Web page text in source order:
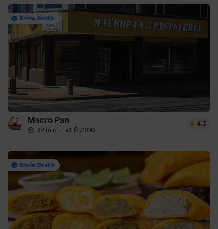
Envío Gratis
Macro Pan
39 min · $ 7000
4.3
Envío Gratis